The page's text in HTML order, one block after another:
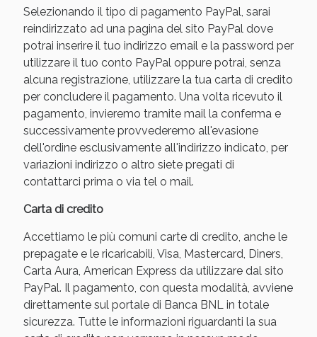
Selezionando il tipo di pagamento PayPal, sarai
reindirizzato ad una pagina del sito PayPal dove
potrai inserire il tuo indirizzo email e la password per
utilizzare il tuo conto PayPal oppure potrai, senza
alcuna registrazione, utilizzare la tua carta di credito
per concludere il pagamento. Una volta ricevuto il
pagamento, invieremo tramite mail la conferma e
successivamente provvederemo all'evasione
dell'ordine esclusivamente all'indirizzo indicato, per
variazioni indirizzo o altro siete pregati di
contattarci prima o via tel o mail.
Carta di credito
Accettiamo le più comuni carte di credito, anche le
prepagate e le ricaricabili, Visa, Mastercard, Diners,
Carta Aura, American Express da utilizzare dal sito
PayPal. Il pagamento, con questa modalità, avviene
direttamente sul portale di Banca BNL in totale
sicurezza. Tutte le informazioni riguardanti la sua